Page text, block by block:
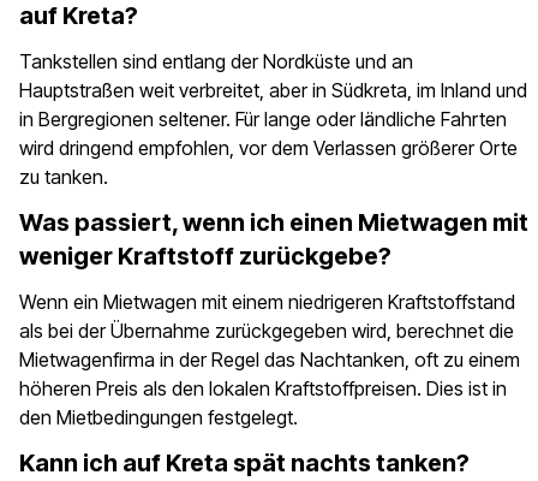
auf Kreta?
Tankstellen sind entlang der Nordküste und an
Hauptstraßen weit verbreitet, aber in Südkreta, im Inland und
in Bergregionen seltener. Für lange oder ländliche Fahrten
wird dringend empfohlen, vor dem Verlassen größerer Orte
zu tanken.
Was passiert, wenn ich einen Mietwagen mit
weniger Kraftstoff zurückgebe?
Wenn ein Mietwagen mit einem niedrigeren Kraftstoffstand
als bei der Übernahme zurückgegeben wird, berechnet die
Mietwagenfirma in der Regel das Nachtanken, oft zu einem
höheren Preis als den lokalen Kraftstoffpreisen. Dies ist in
den Mietbedingungen festgelegt.
Kann ich auf Kreta spät nachts tanken?